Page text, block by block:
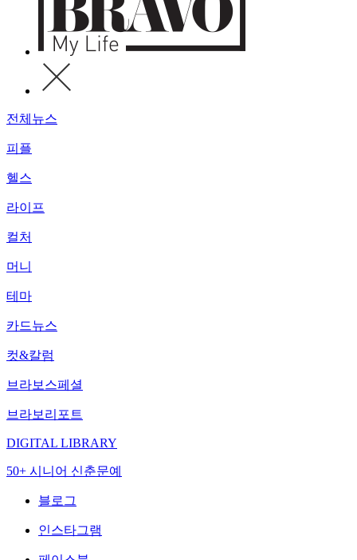
전체뉴스
피플
헬스
라이프
컬처
머니
테마
카드뉴스
컷&칼럼
브라보스페셜
브라보리포트
DIGITAL LIBRARY
50+ 시니어 신춘문예
블로그
인스타그램